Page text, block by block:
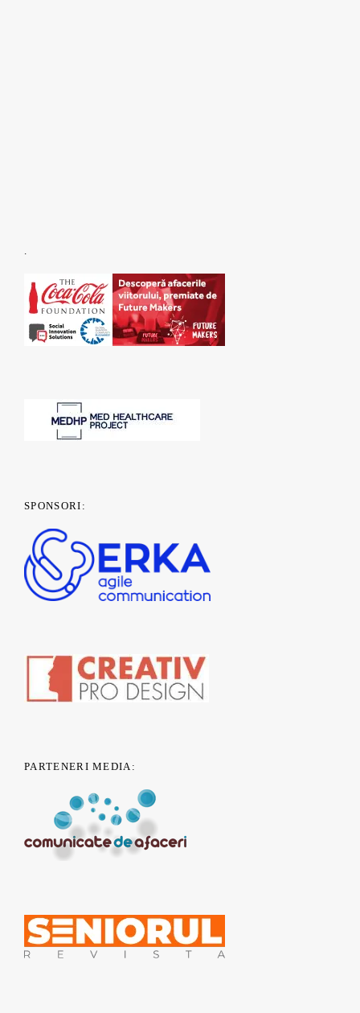
.
SPONSORI:
PARTENERI MEDIA: